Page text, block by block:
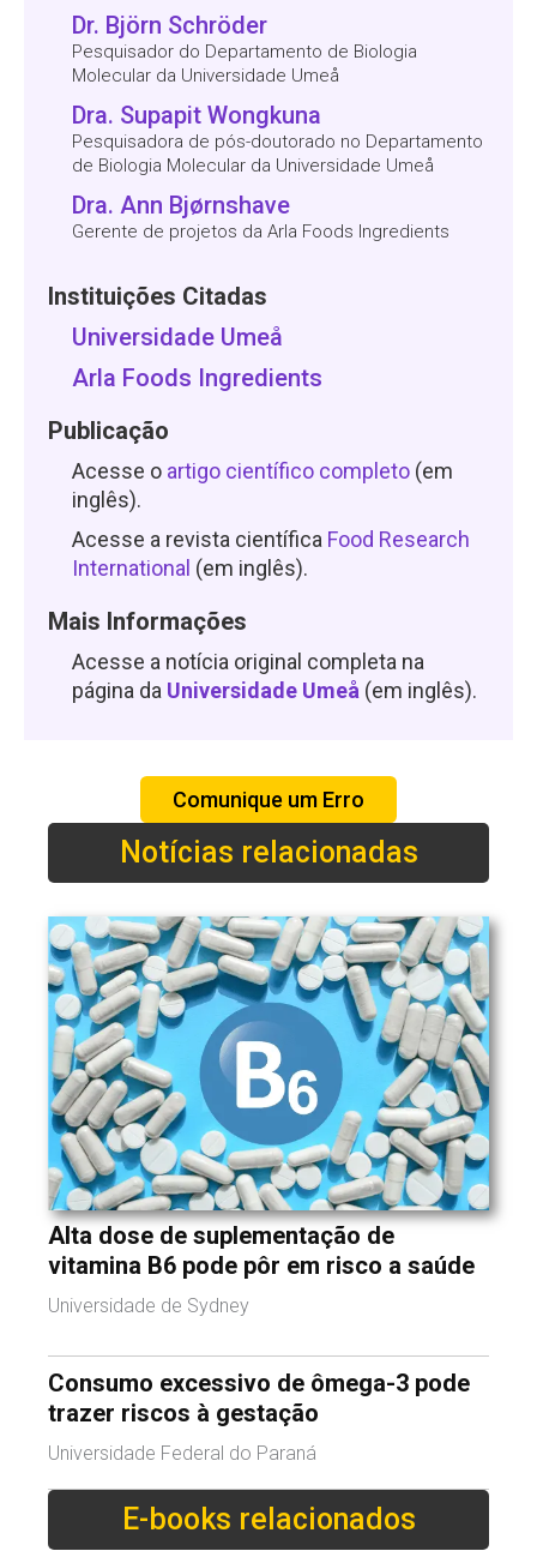
Dr. Björn Schröder
Pesquisador do Departamento de Biologia
Molecular da Universidade Umeå
Dra. Supapit Wongkuna
Pesquisadora de pós-doutorado no Departamento
de Biologia Molecular da Universidade Umeå
Dra. Ann Bjørnshave
Gerente de projetos da Arla Foods Ingredients
Instituições Citadas
Universidade Umeå
Arla Foods Ingredients
Publicação
Acesse o artigo científico completo (em
inglês).
Acesse a revista científica Food Research
International (em inglês).
Mais Informações
Acesse a notícia original completa na
página da Universidade Umeå (em inglês).
Comunique um Erro
Notícias relacionadas
Alta dose de suplementação de
vitamina B6 pode pôr em risco a saúde
Universidade de Sydney
Consumo excessivo de ômega-3 pode
trazer riscos à gestação
Universidade Federal do Paraná
E-books relacionados